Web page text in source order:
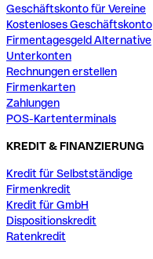
Geschäftskonto für Vereine
Kostenloses Geschäftskonto
Firmentagesgeld Alternative
Unterkonten
Rechnungen erstellen
Firmenkarten
Zahlungen
POS-Kartenterminals
KREDIT & FINANZIERUNG
Kredit für Selbstständige
Firmenkredit
Kredit für GmbH
Dispositionskredit
Ratenkredit